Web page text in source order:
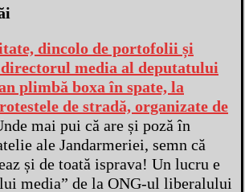
dincolo de portofolii și
media al deputatului
plimbă boxa în spate, la
de stradă, organizate de
mai pui că are și poză în
ale Jandarmeriei, semn că
și de toată isprava! Un lucru e
media” de la ONG-ul liberalului